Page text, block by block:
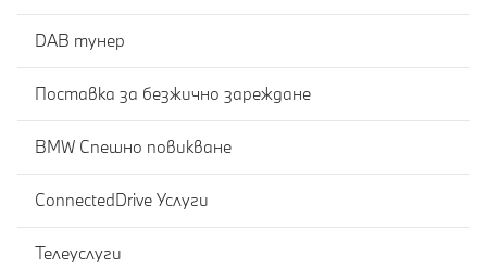
DAB тунер
Поставка за безжично зареждане
BMW Спешно повикване
ConnectedDrive Услуги
Телеуслуги